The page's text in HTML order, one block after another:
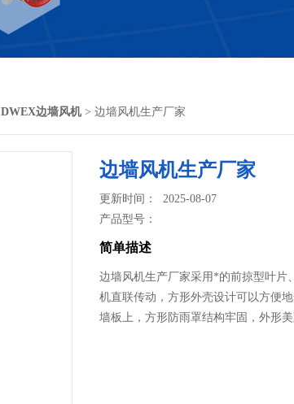
DWEX边墙风机> 边墙风机生产厂家
边墙风机生产厂家
更新时间： 2025-08-07
产品型号：
简单描述
边墙风机生产厂家采用*的前掠型叶片
机直联传动，方形外壳设计可以方便
墙板上，方形防雨罩结构牢固，外形美